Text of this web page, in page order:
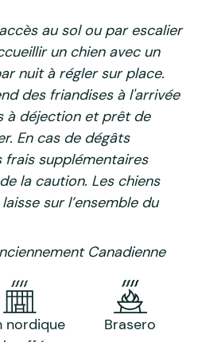
au sol ou par escalier
un chien avec un
nuit à régler sur place.
des friandises à l'arrivée
à déjection et prêt de
En cas de dégâts
frais supplémentaires
la caution. Les chiens
sur l’ensemble du
Canadienne
nordique
Brasero